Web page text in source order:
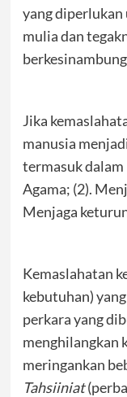
yang
mulia dan
Jika
manusia
termasuk dalam
Agama; (2).
Menjaga
Kemaslahatan
kebutuhan)
perkara yang
menghilangkan
meringankan
Tahsiiniat